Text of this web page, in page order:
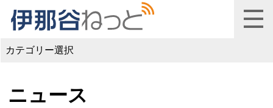
カテゴリー選択
ニュース